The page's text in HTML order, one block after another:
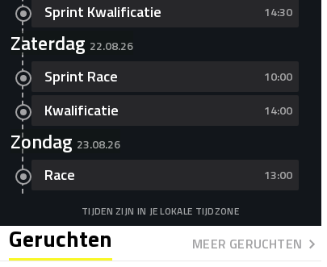
Sprint Kwalificatie 14:30
Zaterdag 22.08.26
Sprint Race 10:00
Kwalificatie 14:00
Zondag 23.08.26
Race 13:00
TIJDEN ZIJN IN JE LOKALE TIJDZONE
Geruchten
MEER GERUCHTEN